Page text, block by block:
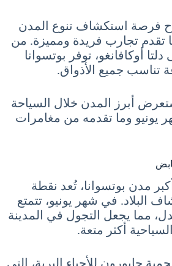
فرصة استكشاف تنوع المدن
تقدم تجارب فريدة ومميزة. من
أوكافانغو، توفر بوتسوانا
تناسب جميع الأذواق.
أبرز المدن خلال السياحة
يونيو وما تقدمه من مغامرات
مدن بوتسوانا، تُعد نقطة
البلاد. في شهر يونيو، تتمتع
مما يجعل التجول في المدينة
أكثر متعة.
جابورون للأحياء البرية، التي